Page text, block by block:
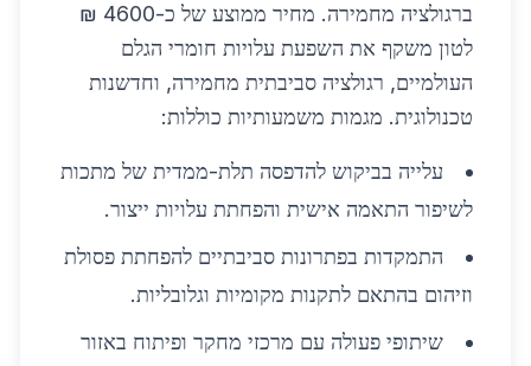
ברגולציה מחמירה. מחיר ממוצע של כ-4600 ₪
לטון משקף את השפעת עלויות חומרי הגלם
העולמיים, רגולציה סביבתית מחמירה, וחדשנות
טכנולוגית. מגמות משמעותיות כוללות:
עלייה בביקוש להדפסה תלת-ממדית של מתכות
לשיפור התאמה אישית והפחתת עלויות ייצור.
התמקדות בפתרונות סביבתיים להפחתת פסולת
וזיהום בהתאם לתקנות מקומיות וגלובליות.
שיתופי פעולה עם מרכזי מחקר ופיתוח באזור